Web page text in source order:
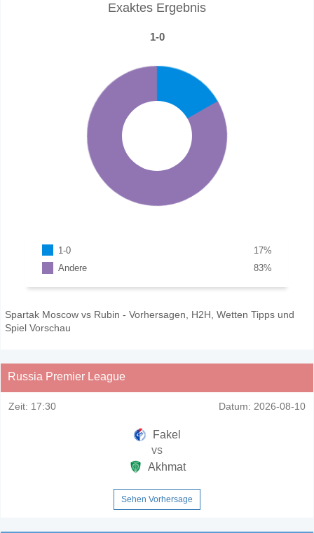
Exaktes Ergebnis
1-0
1-0 %
17
Andere
%
83
Spartak Moscow vs Rubin - Vorhersagen, H2H, Wetten Tipps und
Spiel Vorschau
Russia Premier League
Zeit: 17:30 Datum: 2026-08-10
Fakel
vs
Akhmat
Sehen Vorhersage